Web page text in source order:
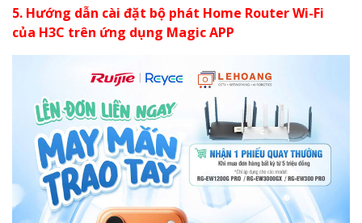
5. Hướng dẫn cài đặt bộ phát Home Router Wi-Fi
của H3C trên ứng dụng Magic APP